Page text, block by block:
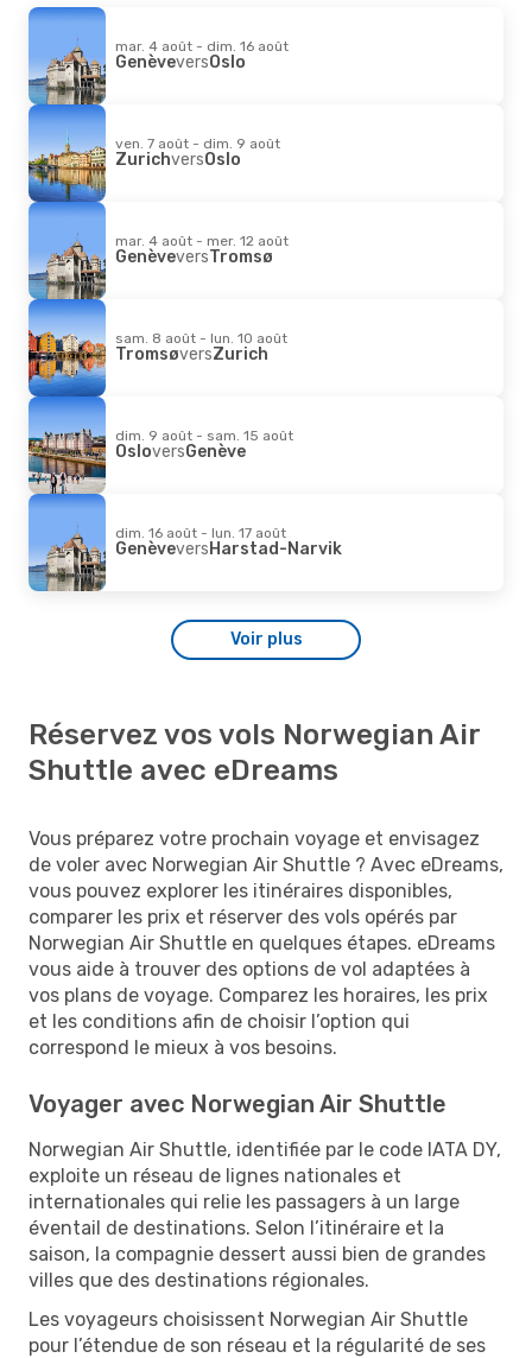
mar. 4 août - dim. 16 août
GenèveversOslo
ven. 7 août - dim. 9 août
ZurichversOslo
mar. 4 août - mer. 12 août
GenèveversTromsø
sam. 8 août - lun. 10 août
TromsøversZurich
dim. 9 août - sam. 15 août
OsloversGenève
dim. 16 août - lun. 17 août
GenèveversHarstad-Narvik
Voir plus
Réservez vos vols Norwegian Air
Shuttle avec eDreams
Vous préparez votre prochain voyage et envisagez
de voler avec Norwegian Air Shuttle ? Avec eDreams,
vous pouvez explorer les itinéraires disponibles,
comparer les prix et réserver des vols opérés par
Norwegian Air Shuttle en quelques étapes. eDreams
vous aide à trouver des options de vol adaptées à
vos plans de voyage. Comparez les horaires, les prix
et les conditions afin de choisir l’option qui
correspond le mieux à vos besoins.
Voyager avec Norwegian Air Shuttle
Norwegian Air Shuttle, identifiée par le code IATA DY,
exploite un réseau de lignes nationales et
internationales qui relie les passagers à un large
éventail de destinations. Selon l’itinéraire et la
saison, la compagnie dessert aussi bien de grandes
villes que des destinations régionales.
Les voyageurs choisissent Norwegian Air Shuttle
pour l’étendue de son réseau et la régularité de ses